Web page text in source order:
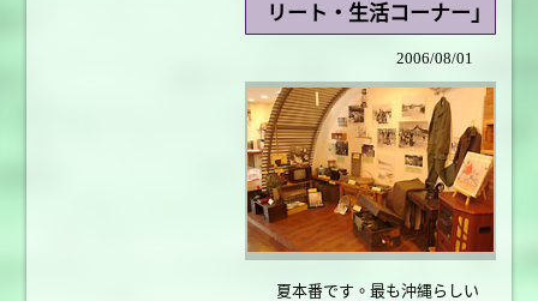
リート・生活コーナー」
2006/08/01
夏本番です。最も沖縄らしい